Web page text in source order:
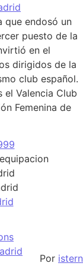
que endosó un
puesto de la
en el
dirigidos de la
club español.
el Valencia Club
Femenina de
Por istern